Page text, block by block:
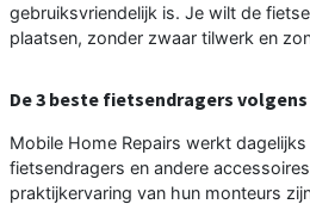
gebruiksvriendelijk is. Je wilt de
plaatsen, zonder zwaar tilwerk en
De 3 beste fietsendragers
Mobile Home Repairs werkt
fietsendragers en andere
praktijkervaring van hun monteurs